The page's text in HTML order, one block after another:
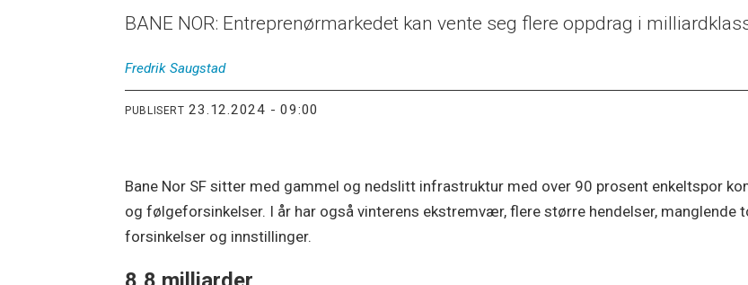
BANE NOR: Entreprenørmarkedet kan vente seg flere oppdrag i
Fredrik Saugstad
PUBLISERT 23.12.2024 - 09:00
Bane Nor SF sitter med gammel og nedslitt infrastruktur med over 90 prosent enkeltspor
og følgeforsinkelser. I år har også vinterens ekstremvær, flere større hendelser,
forsinkelser og innstillinger.